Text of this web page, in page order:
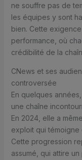
ne souffre pas de
les équipes y sont
bien. Cette
performance, où
crédibilité de la
CNews et ses
controversée
En quelques années,
une chaîne
En 2024, elle a
exploit qui témoigne
Cette progression
assumé, qui attire